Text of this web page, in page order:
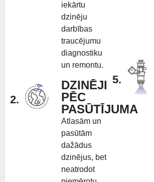
iekārtu
dzinēju
darbības
traucējumu
diagnostiku
un remontu.
2.
DZINĒJI
PĒC
PASŪTĪJUMA
Atlasām un
pasūtām
dažādus
dzinējus, bet
neatrodot
5.